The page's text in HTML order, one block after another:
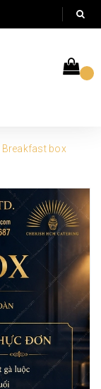
Breakfast box